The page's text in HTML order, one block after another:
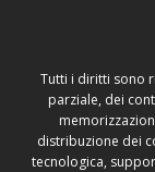
Tutti i diritti sono
parziale, dei
distribuzione dei
tecnologica,